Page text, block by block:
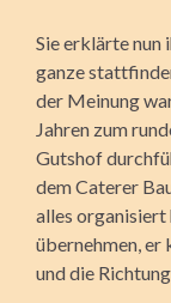
Sie erklärte nun
ganze
der Meinung
Jahren zum
Gutshof
dem Caterer
alles
übernehmen,
und die